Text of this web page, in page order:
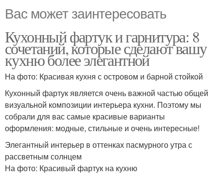
Вас может заинтересовать
Кухонный фартук и гарнитура: 8
сочетаний, которые сделают вашу
кухню более элегантной
На фото: Красивая кухня с островом и барной стойкой
Кухонный фартук является очень важной частью общей
визуальной композиции интерьера кухни. Поэтому мы
собрали для вас самые красивые варианты
оформления: модные, стильные и очень интересные!
Элегантный интерьер в оттенках пасмурного утра с
рассветным солнцем
На фото: Красивый фартук на кухню